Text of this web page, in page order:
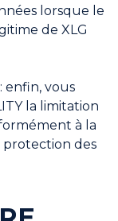
lorsque le
de XLG
enfin, vous
la limitation
à la
protection des